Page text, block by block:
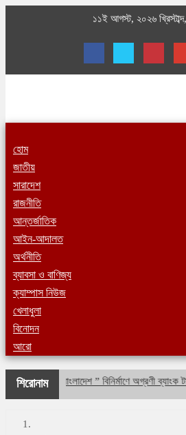
১১ই আগস্ট, ২০২৬ খ্রিস্টাব্দ,
হোম
জাতীয়
সারাদেশ
রাজনীতি
আন্তর্জাতিক
আইন-আদালত
অর্থনীতি
ব্যাবসা ও বাণিজ্য
ক্যাম্পাস নিউজ
খেলাধুলা
বিনোদন
আরো
শিরোনাম
“ক্যাশলেস বাংলাদেশ ” বিনির্মাণে অগ্রণী ব্যাংক